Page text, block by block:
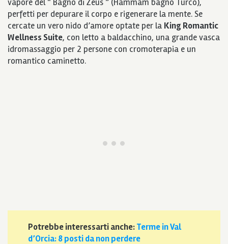
vapore del “ Bagno di Zeus ” (Hammam bagno Turco),
perfetti per depurare il corpo e rigenerare la mente. Se
cercate un vero nido d’amore optate per la King Romantic
Wellness Suite, con letto a baldacchino, una grande vasca
idromassaggio per 2 persone con cromoterapia e un
romantico caminetto.
Potrebbe interessarti anche:Terme in Val
d’Orcia: 8 posti da non perdere